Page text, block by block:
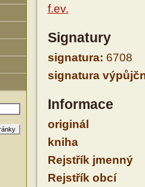
f.ev.
Signatury
signatura: 6708
signatura
Informace
originál
kniha
Rejstřík jmenný
Rejstřík obcí